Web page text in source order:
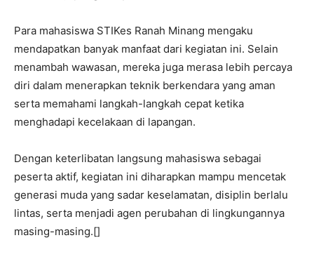
Para mahasiswa STIKes Ranah Minang mengaku
mendapatkan banyak manfaat dari kegiatan ini. Selain
menambah wawasan, mereka juga merasa lebih percaya
diri dalam menerapkan teknik berkendara yang aman
serta memahami langkah-langkah cepat ketika
menghadapi kecelakaan di lapangan.
Dengan keterlibatan langsung mahasiswa sebagai
peserta aktif, kegiatan ini diharapkan mampu mencetak
generasi muda yang sadar keselamatan, disiplin berlalu
lintas, serta menjadi agen perubahan di lingkungannya
masing-masing.[]